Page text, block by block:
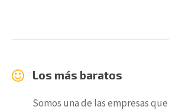
Los más baratos
Somos una de las empresas